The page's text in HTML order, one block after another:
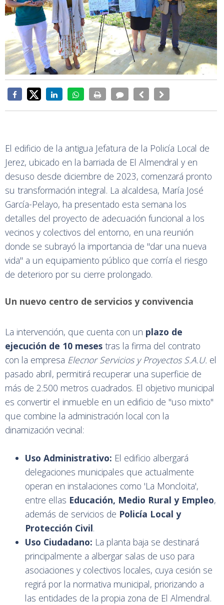
El edificio de la antigua Jefatura de la Policía Local de
Jerez, ubicado en la barriada de El Almendral y en
desuso desde diciembre de 2023, comenzará pronto
su transformación integral. La alcaldesa, María José
García-Pelayo, ha presentado esta semana los
detalles del proyecto de adecuación funcional a los
vecinos y colectivos del entorno, en una reunión
donde se subrayó la importancia de "dar una nueva
vida" a un equipamiento público que corría el riesgo
de deterioro por su cierre prolongado.
Un nuevo centro de servicios y convivencia
La intervención, que cuenta con un plazo de
ejecución de 10 meses tras la firma del contrato
con la empresa Elecnor Servicios y Proyectos S.A.U. el
pasado abril, permitirá recuperar una superficie de
más de 2.500 metros cuadrados. El objetivo municipal
es convertir el inmueble en un edificio de "uso mixto"
que combine la administración local con la
dinamización vecinal:
Uso Administrativo: El edificio albergará
delegaciones municipales que actualmente
operan en instalaciones como 'La Moncloita',
entre ellas Educación, Medio Rural y Empleo,
además de servicios de Policía Local y
Protección Civil.
Uso Ciudadano: La planta baja se destinará
principalmente a albergar salas de uso para
asociaciones y colectivos locales, cuya cesión se
regirá por la normativa municipal, priorizando a
las entidades de la propia zona de El Almendral.